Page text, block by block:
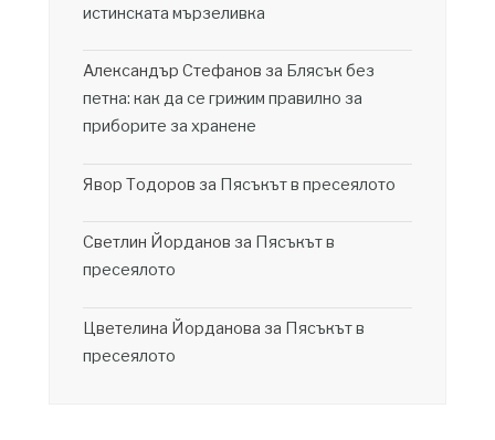
истинската мързеливка
Александър Стефанов за Блясък без
петна: как да се грижим правилно за
приборите за хранене
Явор Тодоров за Пясъкът в пресеялото
Светлин Йорданов за Пясъкът в
пресеялото
Цветелина Йорданова за Пясъкът в
пресеялото